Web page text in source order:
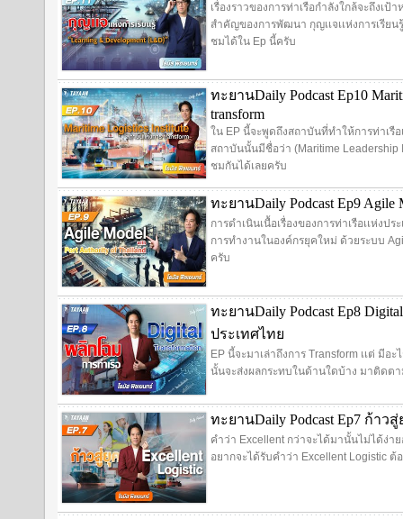
เรื่องราวของการท่าเรือกำลังใกล้จะถึงเป้
สำคัญของการพัฒนา กุญเเจเเห่งการเรีย
ชมได้ใน Ep นี้ครับ
ทะยานDaily Podcast Ep10
transform
ใน EP นี้จะพูดถึงสถาบันที่ทำให้การท่าเรื
สถาบันนั้นมีชื่อว่า (Maritime Leadership
ชมกันได้เลยครับ
ทะยานDaily Podcast Ep9 Agile
การดำเนินเนื้อเรื่องของการท่าเรือเเห่งป
การทำงานในองค์กรยุคใหม่ ด้วยระบบ
ครับ
ทะยานDaily Podcast Ep8
ประเทศไทย
EP นี้จะมาเล่าถึงการ Transform เเต่ มีอะ
นั้นจะส่งผลกระทบในด้านใดบ้าง มาติดต
ทะยานDaily Podcast Ep7 ก้าวสู่
คำว่า Excellent กว่าจะได้มานั้นไม่ได้ง่า
อยากจะได้รับคำว่า Excellent Logistic